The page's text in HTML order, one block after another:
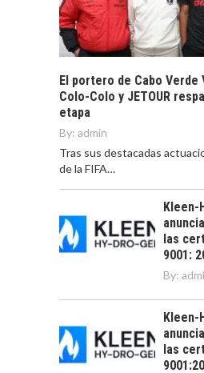
El portero de Cabo Verde
Colo-Colo y JETOUR
etapa
By: admin
Tras sus destacadas
de la FIFA…
Kleen-
las
9001:
By:
Kleen-
las